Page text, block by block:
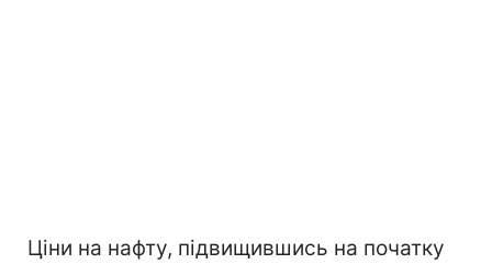
Ціни на нафту, підвищившись на початку